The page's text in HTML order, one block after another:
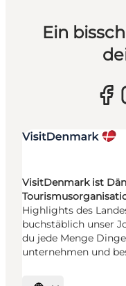
Ein
VisitDenmark ist
Highlights des
buchstäblich unser
du jede Menge
unternehmen und